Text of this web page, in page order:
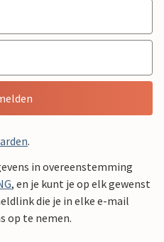
.
in overeenstemming
, en je kunt je op elk gewenst
die je in elke e-mail
op te nemen.